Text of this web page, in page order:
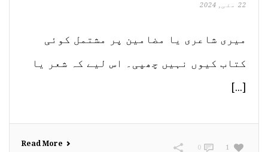
22 مئی, 2024
میری شاعری یا مضامین پر مشتمل کوئی
کتاب کیوں نہیں چھپی۔ اس لیے کہ شعر یا
[...]
Read More 1
0